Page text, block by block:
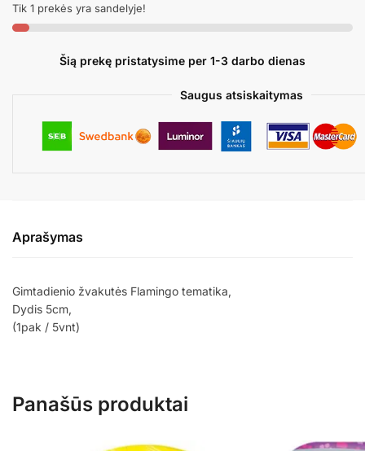
Flamingo
Tik 1 prekės yra sandelyje!
Šią prekę pristatysime per 1-3 darbo dienas
Saugus atsiskaitymas
Aprašymas
Gimtadienio žvakutės Flamingo tematika,
Dydis 5cm,
(1pak / 5vnt)
Panašūs produktai